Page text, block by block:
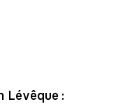
Lévêque :